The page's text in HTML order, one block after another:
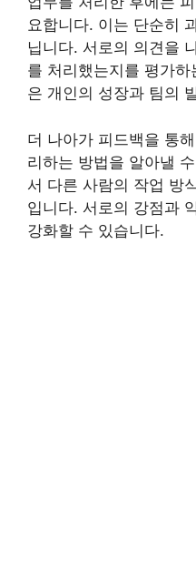
요합니다. 이는 단순히
닙니다. 서로의 의견을
를 처리했는지를 평가
은 개인의 성장과 팀의
더 나아가 피드백을 통
리하는 방법을 알아낼
서 다른 사람의 작업 방
입니다. 서로의 강점과
강화할 수 있습니다.